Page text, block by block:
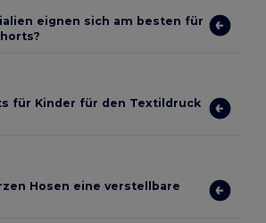
eignen sich am besten für
für Kinder für den Textildruck
Hosen eine verstellbare